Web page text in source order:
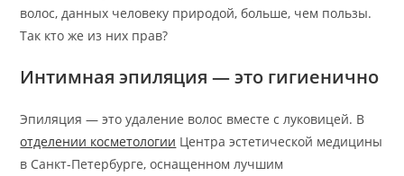
волос, данных человеку природой, больше, чем пользы.
Так кто же из них прав?
Интимная эпиляция — это гигиенично
Эпиляция — это удаление волос вместе с луковицей. В
отделении косметологии Центра эстетической медицины
в Санкт-Петербурге, оснащенном лучшим